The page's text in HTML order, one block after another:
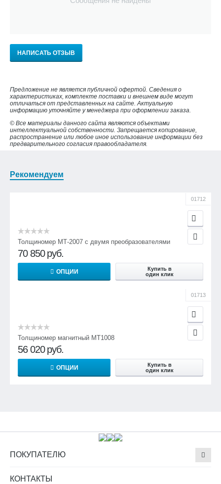
НАПИСАТЬ ОТЗЫВ
Предложение не является публичной офертой. Сведения о
характеристиках, комплекте поставки и внешнем виде могут
отличаться от представленных на сайте. Актуальную
информацию уточняйте у менеджера при оформлении заказа.
© Все материалы данного сайта являются объектами
интеллектуальной собственности. Запрещается копирование,
распространение или любое иное использование информации без
предварительного согласия правообладателя.
Рекомендуем
01712
Толщиномер МТ-2007 с двумя преобразователями
70 850 руб.
ОПЦИИ
Купить в
один клик
01713
Толщиномер магнитный МТ1008
56 020 руб.
ОПЦИИ
Купить в
один клик
ПОКУПАТЕЛЮ
КОНТАКТЫ